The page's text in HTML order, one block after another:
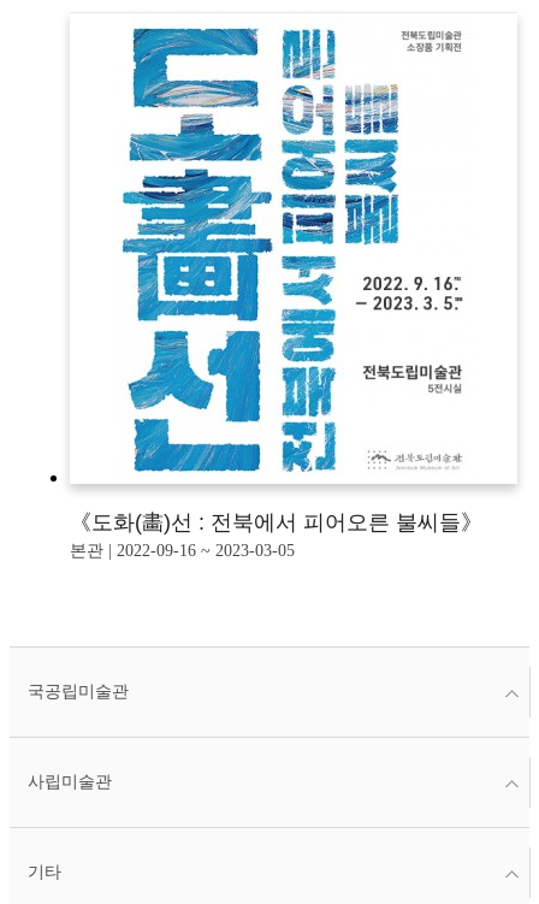
《도화(畵)선 : 전북에서 피어오른 불씨들》
본관 | 2022-09-16 ~ 2023-03-05
국공립미술관
사립미술관
기타